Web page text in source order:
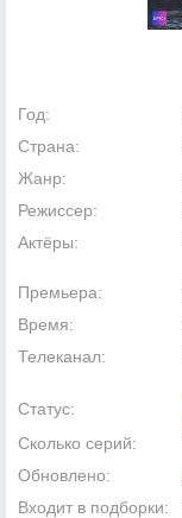
Год:
Страна:
Жанр:
Режиссер:
Актёры:
Премьера:
Время:
Телеканал:
Статус:
Сколько серий:
Обновлено:
Входит в подборки: